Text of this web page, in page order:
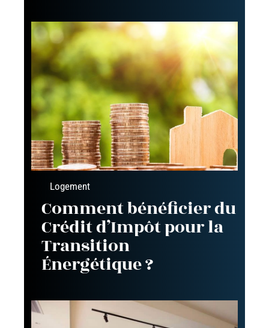
Logement
Comment bénéficier du
Crédit d’Impôt pour la
Transition
Énergétique ?